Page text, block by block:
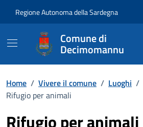
Regione Autonoma della Sardegna
Comune di
Decimomannu
Home / Vivere il comune / Luoghi /
Rifugio per animali
Rifugio per animali